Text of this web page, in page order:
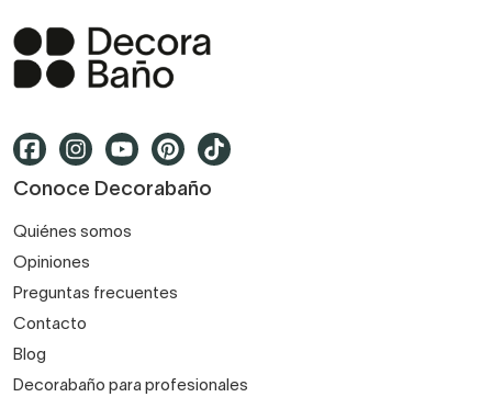
Conoce Decorabaño
Quiénes somos
Opiniones
Preguntas frecuentes
Contacto
Blog
Decorabaño para profesionales